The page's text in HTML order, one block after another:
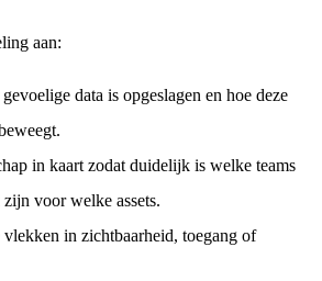
aan:
data is opgeslagen en hoe deze
in kaart zodat duidelijk is welke teams
voor welke assets.
in zichtbaarheid, toegang of